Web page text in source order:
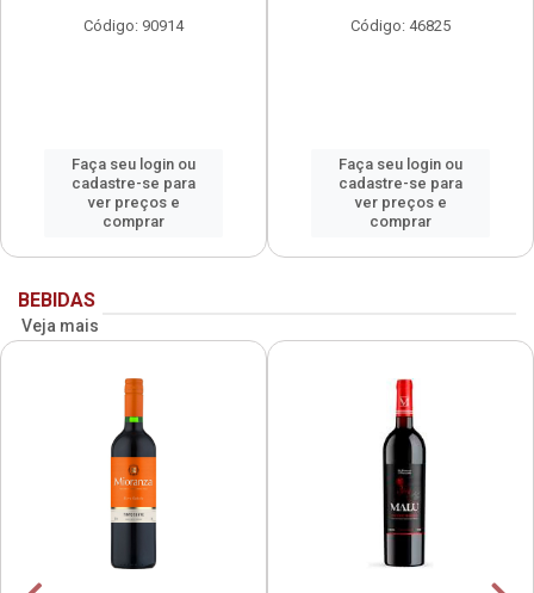
Código: 90914
Faça seu login ou
cadastre-se para
ver preços e
comprar
Código: 46825
Faça seu login ou
cadastre-se para
ver preços e
comprar
BEBIDAS
Veja mais